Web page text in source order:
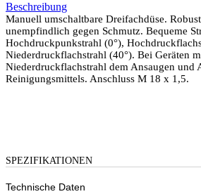
Beschreibung
Manuell umschaltbare Dreifachdüse.
unempfindlich gegen Schmutz. Bequeme
Hochdruckpunkstrahl (0°),
Niederdruckflachstrahl (40°). Bei Geräten
Niederdruckflachstrahl dem Ansaugen und
Reinigungsmittels. Anschluss M 18 x 1,5.
SPEZIFIKATIONEN
Technische Daten